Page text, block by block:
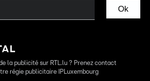
Ok
la publicité sur RTL.lu ? Prenez contact
régie publicitaire IPLuxembourg